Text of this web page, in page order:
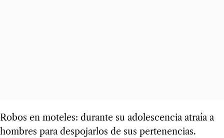
Robos en moteles: durante su adolescencia atraía a
hombres para despojarlos de sus pertenencias.